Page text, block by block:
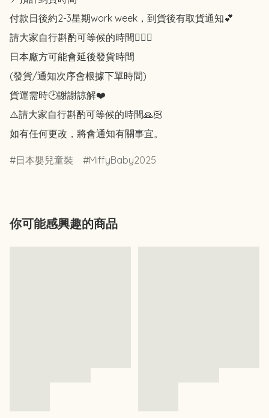
付款日後約2-3星期work week，到貨後有取貨通知💕
請大家自行斟酌可等候的時間🙇🏻‍♀️
日本廠方可能會延後發貨時間
(發貨/通知次序會根據下單時間)
貨運需時🕑謝謝諒解❤️
⚠️請大家自行斟酌可等候的時間🙏🏻
如有任何更改，將會通知有關事宜。
日本嬰兒童裝 MiffyBaby2025
你可能感興趣的商品